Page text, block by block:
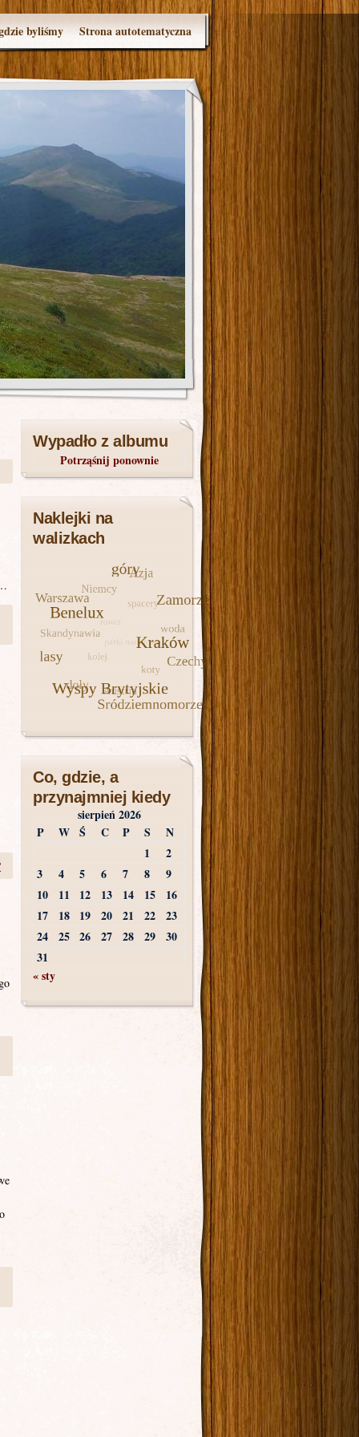
byliśmy Strona autotematyczna
Wypadło z albumu
Potrząśnij ponownie
Naklejki na
walizkach
Co, gdzie, a
przynajmniej kiedy
sierpień 2026
P
W Ś C P S
N
1
2
3
4 5 6 7 8
9
10
11 12 13 14 15
16
17
18 19 20 21 22
23
24
25 26 27 28 29
30
31
« sty